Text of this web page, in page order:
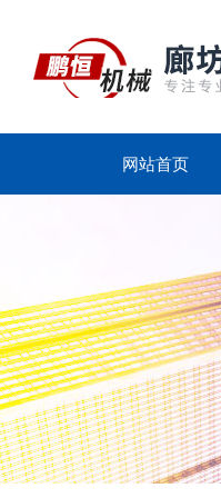
网站首页